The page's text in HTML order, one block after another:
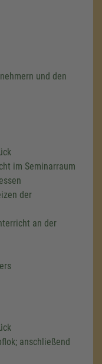
und den
im Seminarraum
der
an der
anschließend